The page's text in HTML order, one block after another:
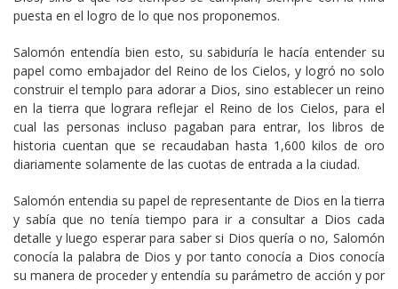
puesta en el logro de lo que nos proponemos.
Salomón entendía bien esto, su sabiduría le hacía entender su
papel como embajador del Reino de los Cielos, y logró no solo
construir el templo para adorar a Dios, sino establecer un reino
en la tierra que lograra reflejar el Reino de los Cielos, para el
cual las personas incluso pagaban para entrar, los libros de
historia cuentan que se recaudaban hasta 1,600 kilos de oro
diariamente solamente de las cuotas de entrada a la ciudad.
Salomón entendia su papel de representante de Dios en la tierra
y sabía que no tenía tiempo para ir a consultar a Dios cada
detalle y luego esperar para saber si Dios quería o no, Salomón
conocía la palabra de Dios y por tanto conocía a Dios conocía
su manera de proceder y entendía su parámetro de acción y por